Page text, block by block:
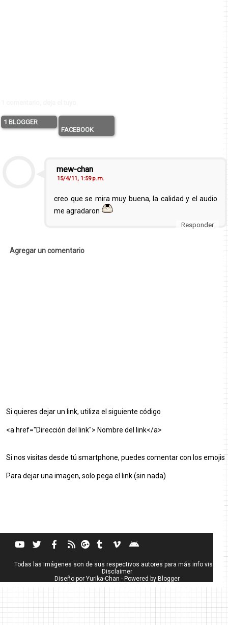
1 BLOGGER
FACEBOOK
mew-chan
15/4/11, 1:59 p.m.
creo que se mira muy buena, la calidad y el audio
me agradaron
Responder
Agregar un comentario
Si quieres dejar un link, utiliza el siguiente código
<a href="Dirección del link"> Nombre del link</a>
Si nos visitas desde tú smartphone, puedes comentar con los emojis
Para dejar una imagen, solo pega el link (sin nada)
Todas las imágenes son de sus respectivos autores para más info visita
Disclaimer
Diseño por Yurika-Chan - Powered by Blogger